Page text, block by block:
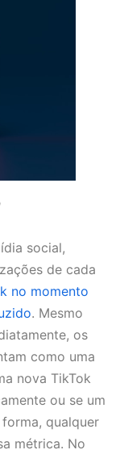
social,
de cada
no momento
. Mesmo
os
como uma
nova TikTok
ou se um
qualquer
métrica. No